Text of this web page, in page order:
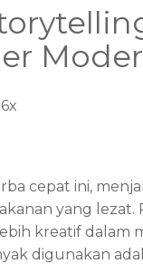
cepat ini,
yang
kreatif dalam
digunakan